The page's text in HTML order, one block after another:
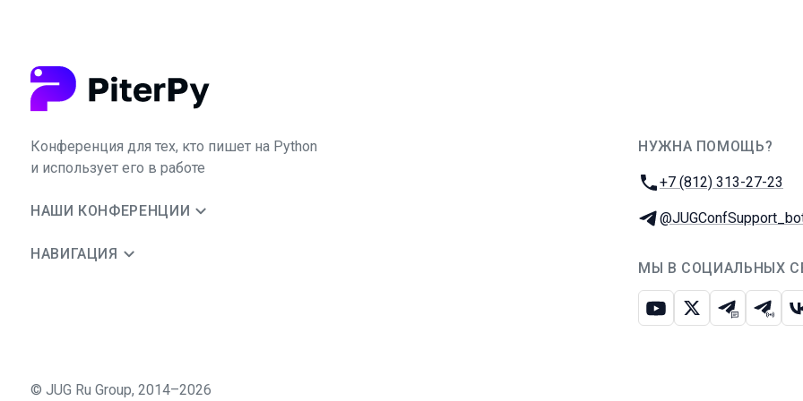
Конференция для тех, кто пишет на Python
и использует его в работе
НАШИ КОНФЕРЕНЦИИ
НАВИГАЦИЯ
НУЖНА ПОМОЩЬ?
Телефон:
+7 (812) 313-27-23
Телеграм:
МЫ В СОЦИАЛЬНЫХ
ЮтубИкс Телеграм-
© JUG Ru Group, 2014–2026